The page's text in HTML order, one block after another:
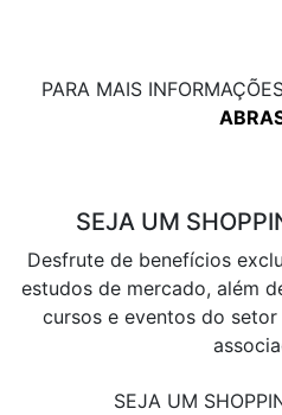
PARA MAIS
SEJA UM
Desfrute de benefícios
estudos de mercado, além
cursos e eventos do
SEJA UM